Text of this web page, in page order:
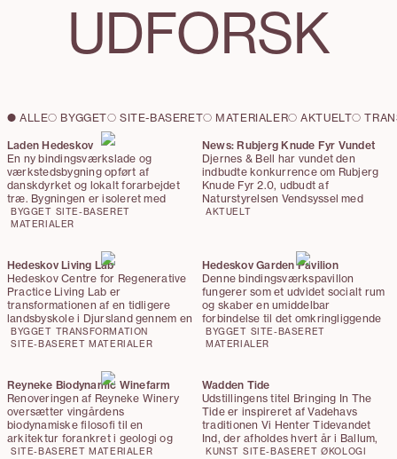
nedrivning og nybyggeri.UDFORSK
ALLE BYGGET SITE-BASERET MATERIALER AKTUELT
Laden Hedeskov
En ny bindingsværkslade og
værkstedsbygning opført af
danskdyrket og lokalt forarbejdet
træ. Bygningen er isoleret med
træfiber og dækket af et græstag.
Laden står præcis på fundamentet
lavemissionsdetaljer som
udgangspunkt bygger den bro
mellem landbrugets arv og
fremtidens praksisser.
BYGGET SITE-BASERET
MATERIALER
News: Rubjerg Knude Fyr Vundet
Djernes & Bell har vundet den
indbudte konkurrence om Rubjerg
Knude Fyr 2.0, udbudt af
Naturstyrelsen Vendsyssel med
støtte fra Realdania.
AKTUELT
Hedeskov Living Lab
Hedeskov Centre for Regenerative
Practice Living Lab er
transformationen af en tidligere
landsbyskole i Djursland gennem en
tektonisk og bioregional tilgang, der
indlejrer bygningen i dens
Projektet bygger på princippet om
making good – en prioritering af
reparation, materialecirkularitet og
integration af hyperlokale og
genanvendte materialer frem for
nedrivning og nybyggeri.
BYGGET TRANSFORMATION
SITE-BASERET MATERIALER
Hedeskov Garden Pavilion
Denne bindingsværkspavillon
fungerer som et udvidet socialt rum
og skaber en umiddelbar
forbindelse til det omkringliggende
landskab. Den er opført i
danskdyrket træ og kronet med et
fra forfatteren Karen Blixens hjem.
BYGGET SITE-BASERET
MATERIALER
Reyneke Biodynamic Winefarm
Renoveringen af Reyneke Winery
oversætter vingårdens
biodynamiske filosofi til en
arkitektur forankret i geologi og
genbrug. Gæringstanke, invasive
SITE-BASERET MATERIALER
Wadden Tide
Udstillingens titel Bringing In The
Tide er inspireret af Vadehavs
traditionen Vi Henter Tidevandet
Ind, der afholdes hvert år i Ballum,
og som fejrer marsken og
KUNST SITE-BASERET ØKOLOGI